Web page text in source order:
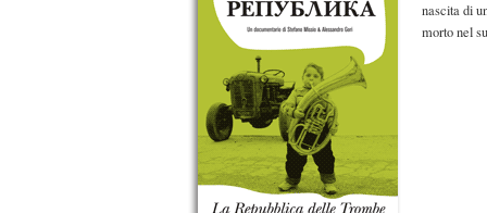
nascita di
morto nel